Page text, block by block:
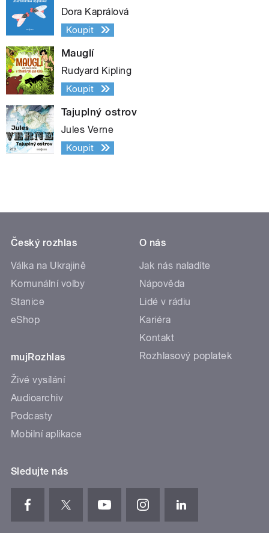
Dora Kaprálová
Koupit
Mauglí
Rudyard Kipling
Koupit
Tajuplný ostrov
Jules Verne
Koupit
Český rozhlas
Válka na Ukrajině
Komunální volby
Stanice
eShop
mujRozhlas
Živé vysílání
Audioarchiv
Podcasty
Mobilní aplikace
O nás
Jak nás naladíte
Nápověda
Lidé v rádiu
Kariéra
Kontakt
Rozhlasový poplatek
Sledujte nás